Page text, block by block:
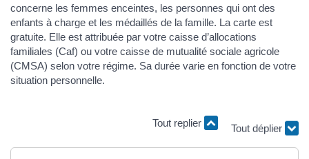
concerne les femmes enceintes, les personnes qui ont des
enfants à charge et les médaillés de la famille. La carte est
gratuite. Elle est attribuée par votre caisse d’allocations
familiales (Caf) ou votre caisse de mutualité sociale agricole
(CMSA) selon votre régime. Sa durée varie en fonction de votre
situation personnelle.
Tout replier
Tout déplier